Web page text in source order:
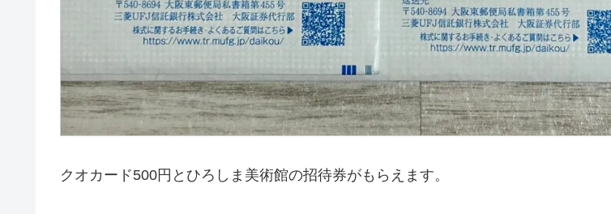
クオカード500円とひろしま美術館の招待券がもらえます。